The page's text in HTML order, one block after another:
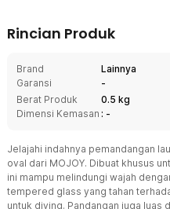
Rincian Produk
Brand
Lainnya
Garansi
-
Berat Produk
0.5 kg
Dimensi Kemasan : -
Jelajahi indahnya pemandangan
oval dari MOJOY. Dibuat khusus
ini mampu melindungi wajah
tempered glass yang tahan
untuk diving. Pandangan juga